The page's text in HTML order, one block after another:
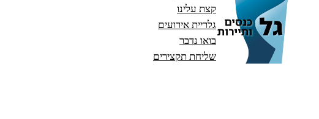
קצת עלינו
גלריית אירועים
בואו נדבר
שליחת תקצירים